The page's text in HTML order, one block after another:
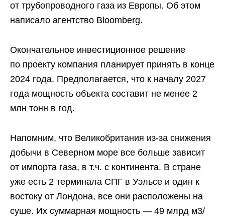
от трубопроводного газа из Европы. Об этом
написало агентство Bloomberg.
Окончательное инвестиционное решение
по проекту компания планирует принять в конце
2024 года. Предполагается, что к началу 2027
года мощность объекта составит не менее 2
млн тонн в год.
Напомним, что Великобритания из-за снижения
добычи в Северном море все больше зависит
от импорта газа, в т.ч. с континента. В стране
уже есть 2 терминала СПГ в Уэльсе и один к
востоку от Лондона, все они расположены на
суше. Их суммарная мощность — 49 млрд м3/